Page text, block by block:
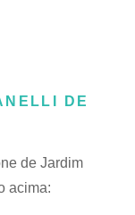
DE
de Jardim
acima: